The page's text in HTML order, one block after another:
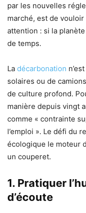
par les nouvelles
marché, est de
attention : si la planète
de temps.
La décarbonation
solaires ou de
de culture profond.
manière depuis vingt
comme « contrainte
l’emploi ». Le défi du
écologique le moteur
un couperet.
1. Pratiquer
d’écoute